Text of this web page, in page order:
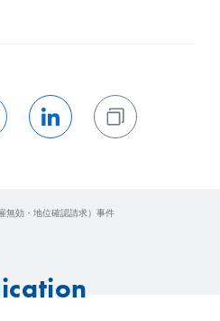
無効・地位確認請求）事件